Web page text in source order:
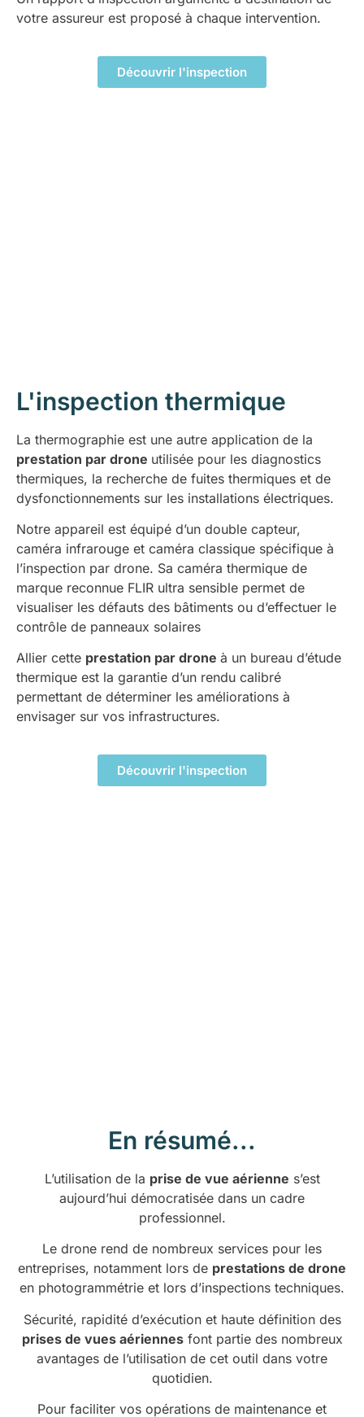
votre assureur est proposé à chaque intervention.
Découvrir l'inspection
L'inspection thermique
La thermographie est une autre application de la
prestation par drone utilisée pour les diagnostics
thermiques, la recherche de fuites thermiques et de
dysfonctionnements sur les installations électriques.
Notre appareil est équipé d’un double capteur,
caméra infrarouge et caméra classique spécifique à
l’inspection par drone. Sa caméra thermique de
marque reconnue FLIR ultra sensible permet de
visualiser les défauts des bâtiments ou d’effectuer le
contrôle de panneaux solaires
Allier cette prestation par drone à un bureau d’étude
thermique est la garantie d’un rendu calibré
permettant de déterminer les améliorations à
envisager sur vos infrastructures.
Découvrir l'inspection
En résumé...
L’utilisation de la prise de vue aérienne s’est
aujourd’hui démocratisée dans un cadre
professionnel.
Le drone rend de nombreux services pour les
entreprises, notamment lors de prestations de drone
en photogrammétrie et lors d’inspections techniques.
Sécurité, rapidité d’exécution et haute définition des
prises de vues aériennesfont partie des nombreux
avantages de l’utilisation de cet outil dans votre
quotidien.
Pour faciliter vos opérations de maintenance et